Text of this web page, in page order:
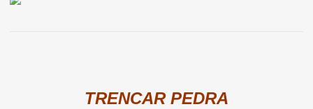
TRENCAR PEDRA